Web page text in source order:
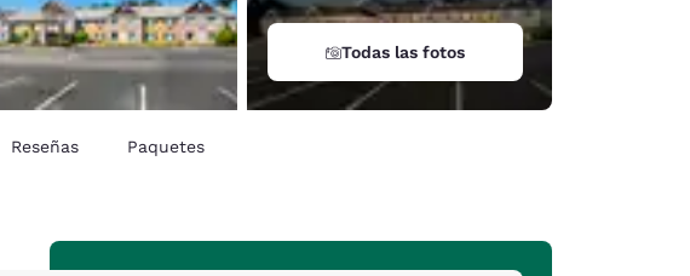
New Zealand
English
Todas las fotos
Reseñas Paquetes